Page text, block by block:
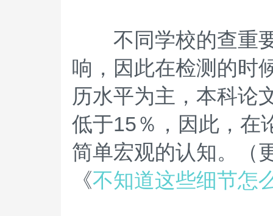
不同学校的查重要
响，因此在检测的时
历水平为主，本科论
低于15％，因此，在
简单宏观的认知。（
《不知道这些细节怎